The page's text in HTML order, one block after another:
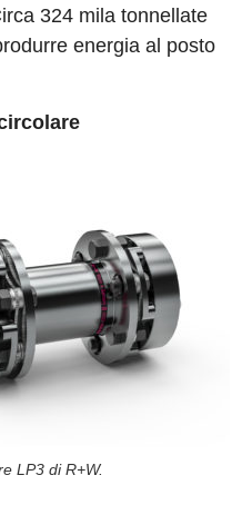
324 mila tonnellate
energia al posto
LP3 di R+W.